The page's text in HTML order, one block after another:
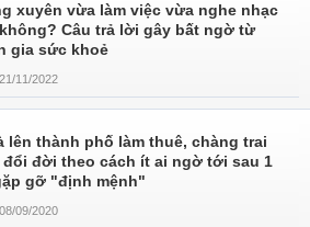
xuyên vừa làm việc vừa nghe nhạc
Câu trả lời gây bất ngờ từ
gia sức khoẻ
11/2022
lên thành phố làm thuê, chàng trai
đổi đời theo cách ít ai ngờ tới sau 1
gỡ "định mệnh"
09/2020